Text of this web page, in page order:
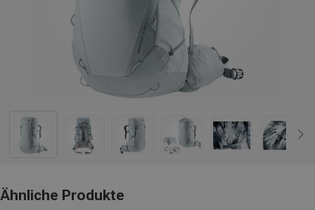
Ähnliche Produkte